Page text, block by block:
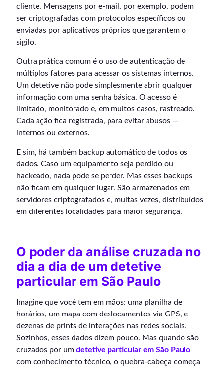
cliente. Mensagens por e-mail, por exemplo, podem
ser criptografadas com protocolos específicos ou
enviadas por aplicativos próprios que garantem o
sigilo.
Outra prática comum é o uso de autenticação de
múltiplos fatores para acessar os sistemas internos.
Um detetive não pode simplesmente abrir qualquer
informação com uma senha básica. O acesso é
limitado, monitorado e, em muitos casos, rastreado.
Cada ação fica registrada, para evitar abusos —
internos ou externos.
E sim, há também backup automático de todos os
dados. Caso um equipamento seja perdido ou
hackeado, nada pode se perder. Mas esses backups
não ficam em qualquer lugar. São armazenados em
servidores criptografados e, muitas vezes, distribuídos
em diferentes localidades para maior segurança.
O poder da análise cruzada no
dia a dia de um detetive
particular em São Paulo
Imagine que você tem em mãos: uma planilha de
horários, um mapa com deslocamentos via GPS, e
dezenas de prints de interações nas redes sociais.
Sozinhos, esses dados dizem pouco. Mas quando são
cruzados por um detetive particular em São Paulo
com conhecimento técnico, o quebra-cabeça começa